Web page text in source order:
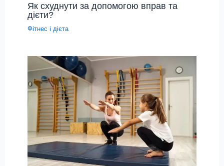
Як схуднути за допомогою вправ та
дієти?
Фітнес і дієта